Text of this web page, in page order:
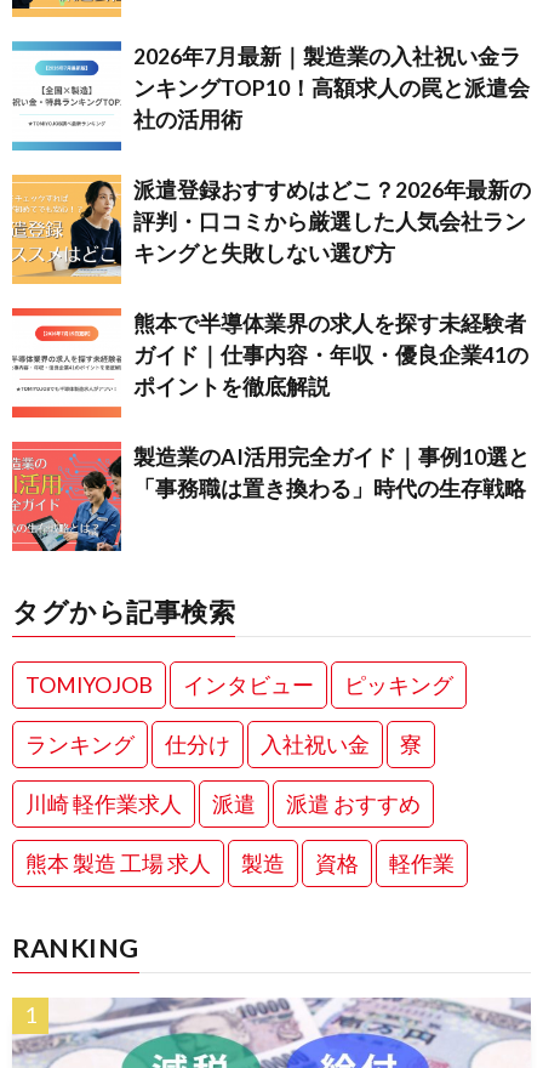
2026年7月最新｜製造業の入社祝い金ラ
ンキングTOP10！高額求人の罠と派遣会
社の活用術
派遣登録おすすめはどこ？2026年最新の
評判・口コミから厳選した人気会社ラン
キングと失敗しない選び方
熊本で半導体業界の求人を探す未経験者
ガイド｜仕事内容・年収・優良企業41の
ポイントを徹底解説
製造業のAI活用完全ガイド｜事例10選と
「事務職は置き換わる」時代の生存戦略
タグから記事検索
TOMIYOJOB インタビュー ピッキング
ランキング 仕分け 入社祝い金 寮
川崎 軽作業求人 派遣 派遣 おすすめ
熊本 製造 工場 求人 製造 資格 軽作業
RANKING